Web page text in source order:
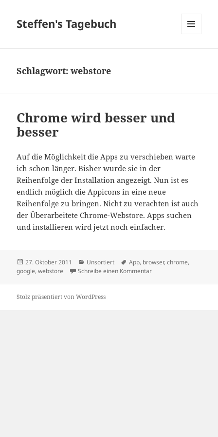
Steffen's Tagebuch
Schlagwort:webstore
Chrome wird besser und
besser
Auf die Möglichkeit die Apps zu verschieben warte
ich schon länger. Bisher wurde sie in der
Reihenfolge der Installation angezeigt. Nun ist es
endlich möglich die Appicons in eine neue
Reihenfolge zu bringen. Nicht zu verachten ist auch
der Überarbeitete Chrome-Webstore. Apps suchen
und installieren wird jetzt noch einfacher.
Veröffentlicht
am
27. Oktober 2011 Kategorien
Unsortiert Schlagwörter
App, browser,chrome,
google,webstore Schreibe einen Kommentarzu Chrome wird besser
Stolz präsentiert von WordPress